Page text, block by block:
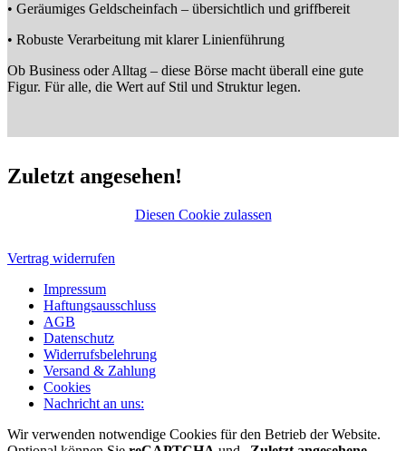
• Geräumiges Geldscheinfach – übersichtlich und griffbereit
• Robuste Verarbeitung mit klarer Linienführung
Ob Business oder Alltag – diese Börse macht überall eine gute
Figur. Für alle, die Wert auf Stil und Struktur legen.
Zuletzt angesehen!
Diesen Cookie zulassen
Vertrag widerrufen
Impressum
Haftungsausschluss
AGB
Datenschutz
Widerrufsbelehrung
Versand & Zahlung
Cookies
Nachricht an uns:
Wir verwenden notwendige Cookies für den Betrieb der Website.